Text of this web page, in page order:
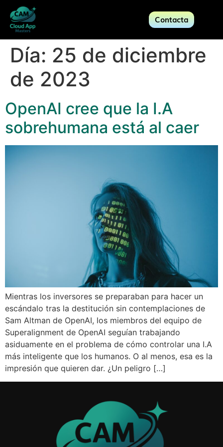
Contacta
Día: 25 de diciembre
de 2023
OpenAI cree que la I.A
sobrehumana está al caer
Mientras los inversores se preparaban para hacer un
escándalo tras la destitución sin contemplaciones de
Sam Altman de OpenAI, los miembros del equipo de
Superalignment de OpenAI seguían trabajando
asiduamente en el problema de cómo controlar una I.A
más inteligente que los humanos. O al menos, esa es la
impresión que quieren dar. ¿Un peligro […]